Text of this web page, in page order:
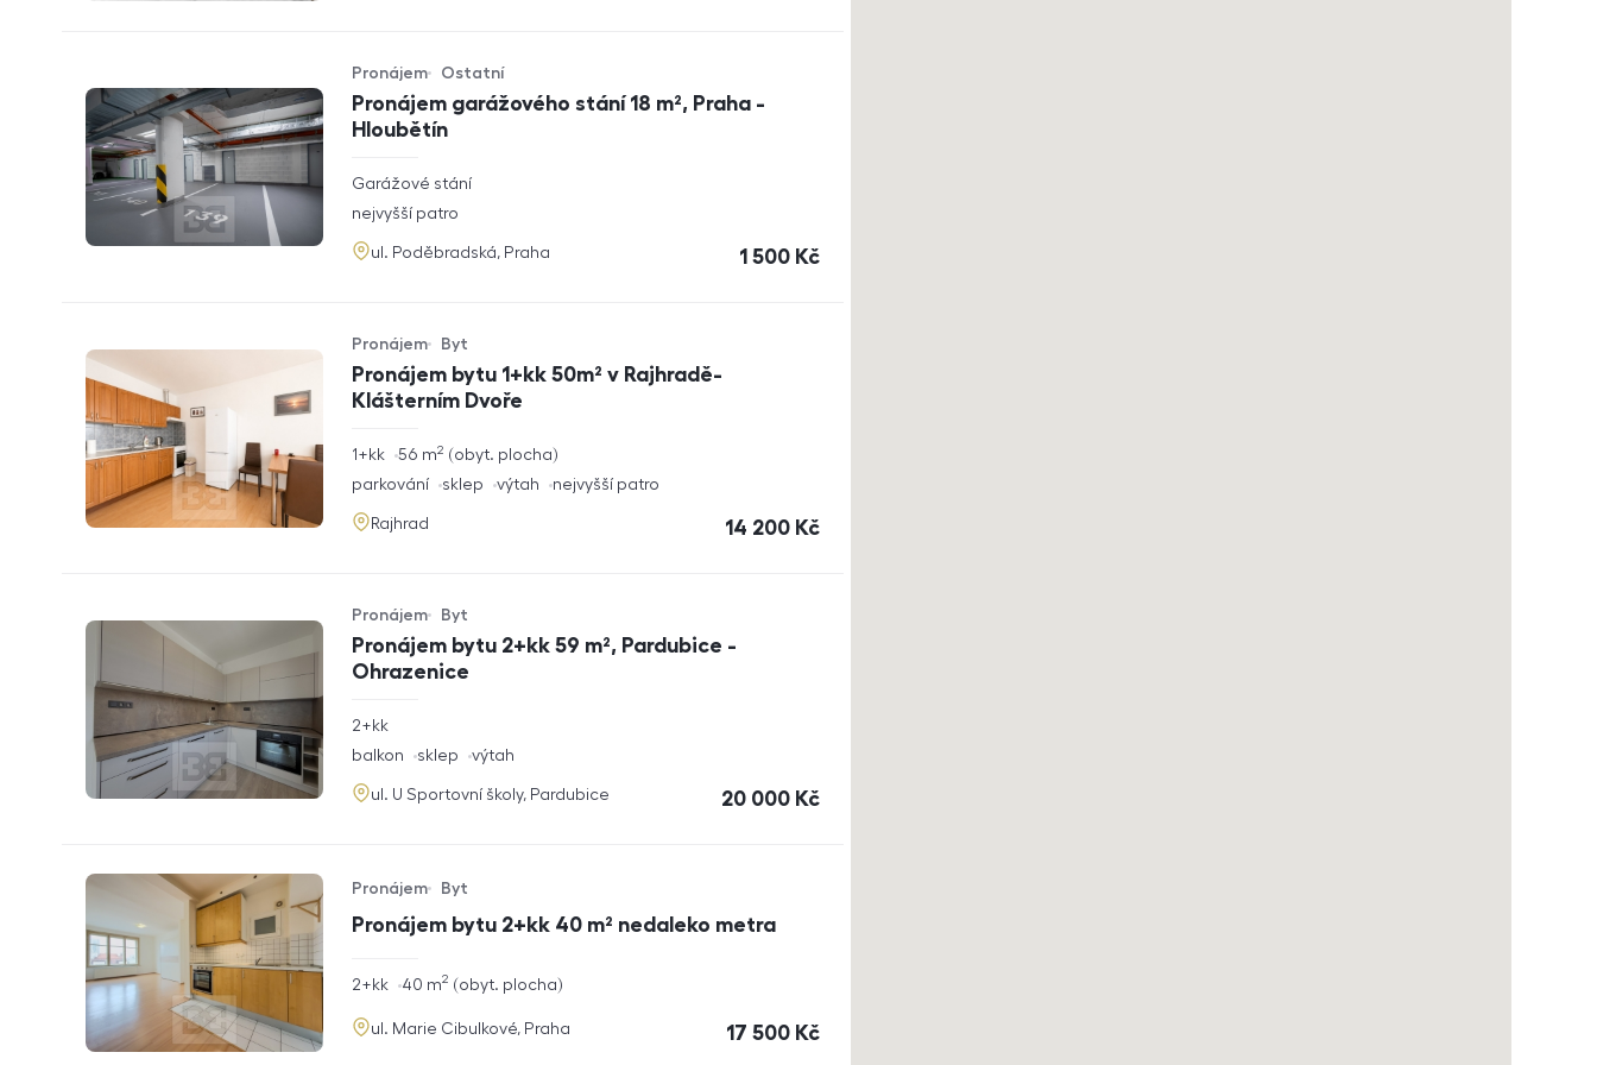
Pronájem garážového stání 18 m², Praha -
Hloubětín
Typ nabídky
Pronájem
Typ nemovitosti
Ostatní
rozměry
Garážové stání
funkce
nejvyšší patro
adresa
ul. Poděbradská, Praha cena
1 500 Kč
Pronájem bytu 1+kk 50m² v Rajhradě-
Klášterním Dvoře
Typ nabídky
Pronájem
Typ nemovitosti
Byt
rozměry
1+kk obyt. plocha
56 m2
funkce
parkování sklep výtah nejvyšší patro
adresa
Rajhrad cena
14 200 Kč
Pronájem bytu 2+kk 59 m², Pardubice -
Ohrazenice
Typ nabídky
Pronájem
Typ nemovitosti
Byt
rozměry
2+kk
funkce
balkon sklep výtah
adresa
ul. U Sportovní školy, Pardubice cena
20 000 Kč
Pronájem bytu 2+kk 40 m² nedaleko metra
Typ nabídky
Pronájem
Typ nemovitosti
Byt
rozměry
dispozice
2+kk obyt. plocha
40 m2
adresa
ul. Marie Cibulkové, Praha cena
17 500 Kč